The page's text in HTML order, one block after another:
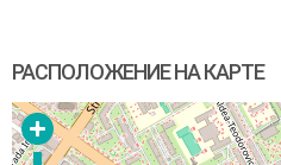
РАСПОЛОЖЕНИЕ НА КАРТЕ